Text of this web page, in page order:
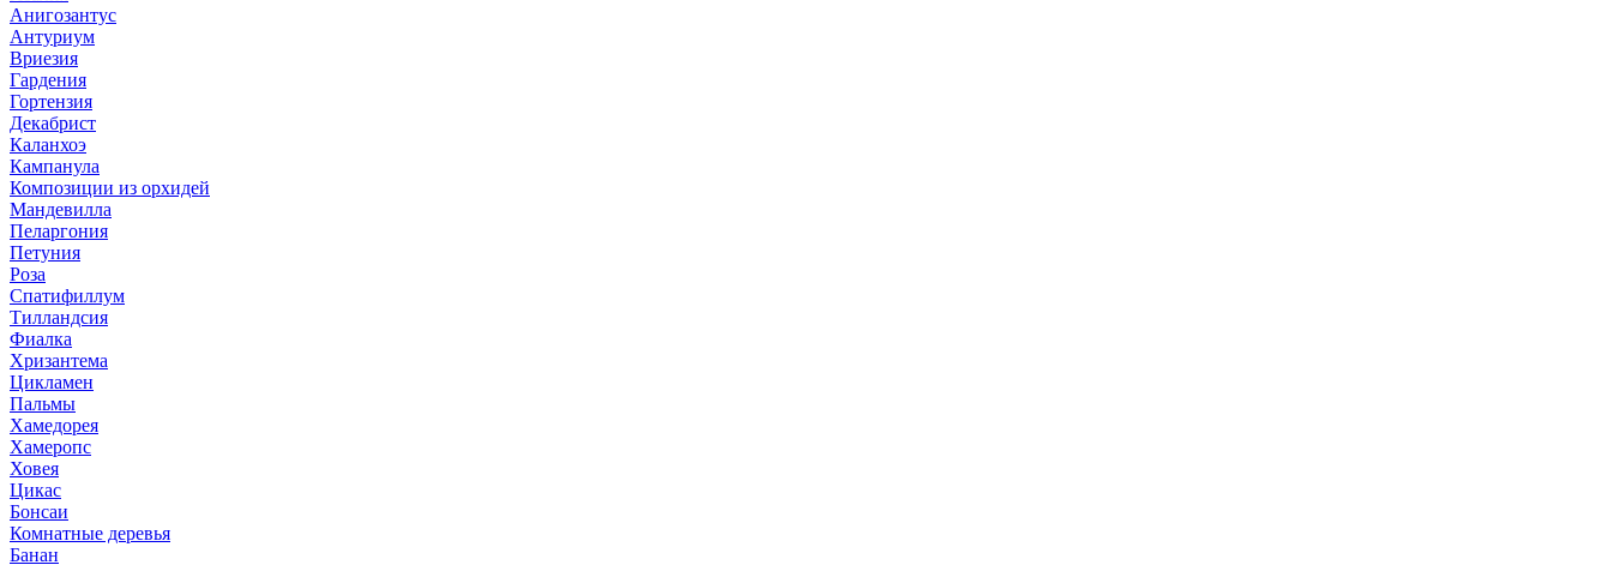
Анигозантус
Антуриум
Вриезия
Гардения
Гортензия
Декабрист
Каланхоэ
Кампанула
Композиции из орхидей
Мандевилла
Пеларгония
Петуния
Роза
Спатифиллум
Тилландсия
Фиалка
Хризантема
Цикламен
Пальмы
Хамедорея
Хамеропс
Ховея
Цикас
Бонсаи
Комнатные деревья
Банан